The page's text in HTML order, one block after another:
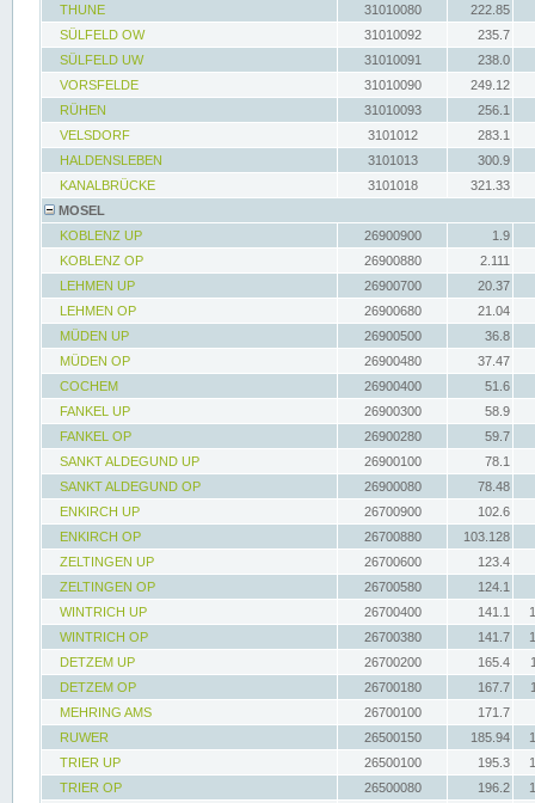
THUNE
31010080
222.85
SÜLFELD OW
31010092
235.7
SÜLFELD UW
31010091
238.0
VORSFELDE
31010090
249.12
RÜHEN
31010093
256.1
VELSDORF
3101012
283.1
HALDENSLEBEN
3101013
300.9
KANALBRÜCKE
3101018
321.33
MOSEL
KOBLENZ UP
26900900
1.9
KOBLENZ OP
26900880
2.111
LEHMEN UP
26900700
20.37
LEHMEN OP
26900680
21.04
MÜDEN UP
26900500
36.8
MÜDEN OP
26900480
37.47
COCHEM
26900400
51.6
FANKEL UP
26900300
58.9
FANKEL OP
26900280
59.7
SANKT ALDEGUND UP
26900100
78.1
SANKT ALDEGUND OP
26900080
78.48
ENKIRCH UP
26700900
102.6
ENKIRCH OP
26700880
103.128
ZELTINGEN UP
26700600
123.4
ZELTINGEN OP
26700580
124.1
WINTRICH UP
26700400 141.1
WINTRICH OP
26700380 141.7
DETZEM UP
26700200 165.4
DETZEM OP
26700180 167.7
MEHRING AMS
26700100
171.7
RUWER
26500150 185.94
TRIER UP
26500100 195.3
TRIER OP
26500080 196.2